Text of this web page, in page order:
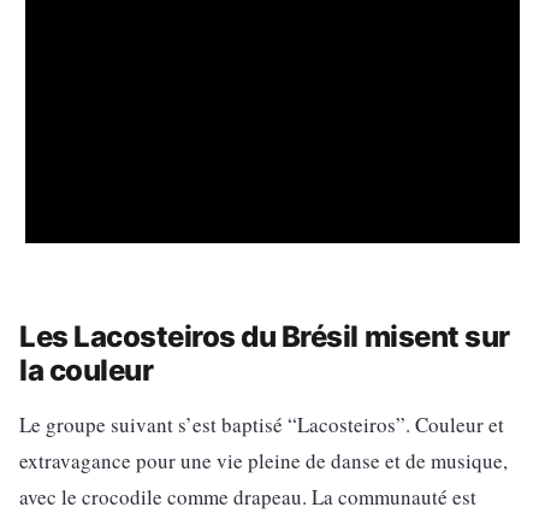
Les Lacosteiros du Brésil misent sur
la couleur
Le groupe suivant s’est baptisé “Lacosteiros”. Couleur et
extravagance pour une vie pleine de danse et de musique,
avec le crocodile comme drapeau. La communauté est